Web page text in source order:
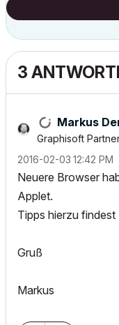
3
Markus
Graphisoft
‎2016-02-03 12:42 PM
Neuere Browser
Applet.
Tipps hierzu findest
Gruß
Markus